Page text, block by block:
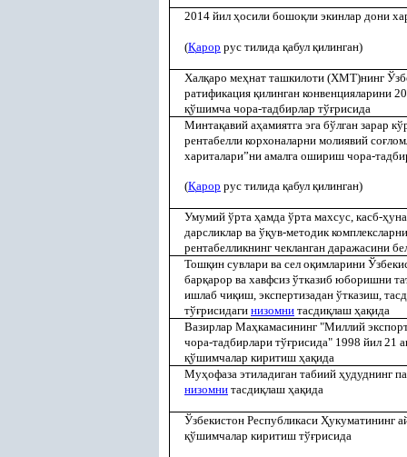
2014 йил ҳосили бошоқли экинлар дони
(Қарор рус тилида қабул қилинган)
Халқаро меҳнат ташкилоти (ХМТ)нинг
ратификация қилинган конвенцияларини
қўшимча чора-тадбирлар тўғрисида
Минтақавий аҳамиятга эга бўлган зарар
рентабелли корхоналарни молиявий соғ
хариталари”ни амалга ошириш чора-
(Қарор рус тилида қабул қилинган)
Умумий ўрта ҳамда ўрта махсус, касб-ҳ
дарсликлар ва ўқув-методик
рентабелликнинг чекланган даражасини
Тошқин сувлари ва сел оқимларини
барқарор ва хавфсиз ўтказиб юборишни
ишлаб чиқиш, экспертизадан ўтказиш,
тўғрисидаги низомни тасдиқлаш ҳақида
Вазирлар Маҳкамасининг "Миллий
чора-тадбирлари тўғрисида" 1998 йил 21
қўшимчалар киритиш ҳақида
Муҳофаза этиладиган табиий ҳудуднинг
низомни тасдиқлаш ҳақида
Ўзбекистон Республикаси Ҳукуматининг
қўшимчалар киритиш тўғрисида